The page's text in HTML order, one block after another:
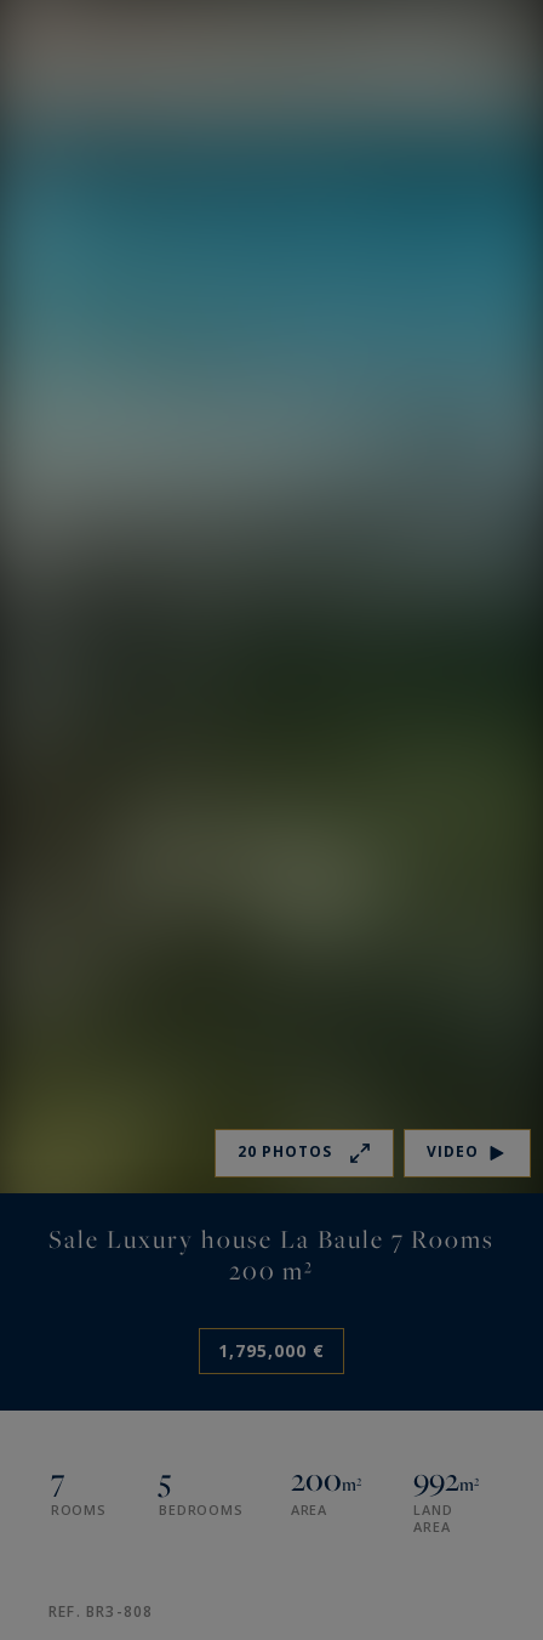
20 PHOTOS VIDEO
Sale Luxury house La Baule 7 Rooms
200 m²
1,795,000 €
7
ROOMS
5
BEDROOMS
200m²
AREA
992m²
LAND
AREA
REF. BR3-808